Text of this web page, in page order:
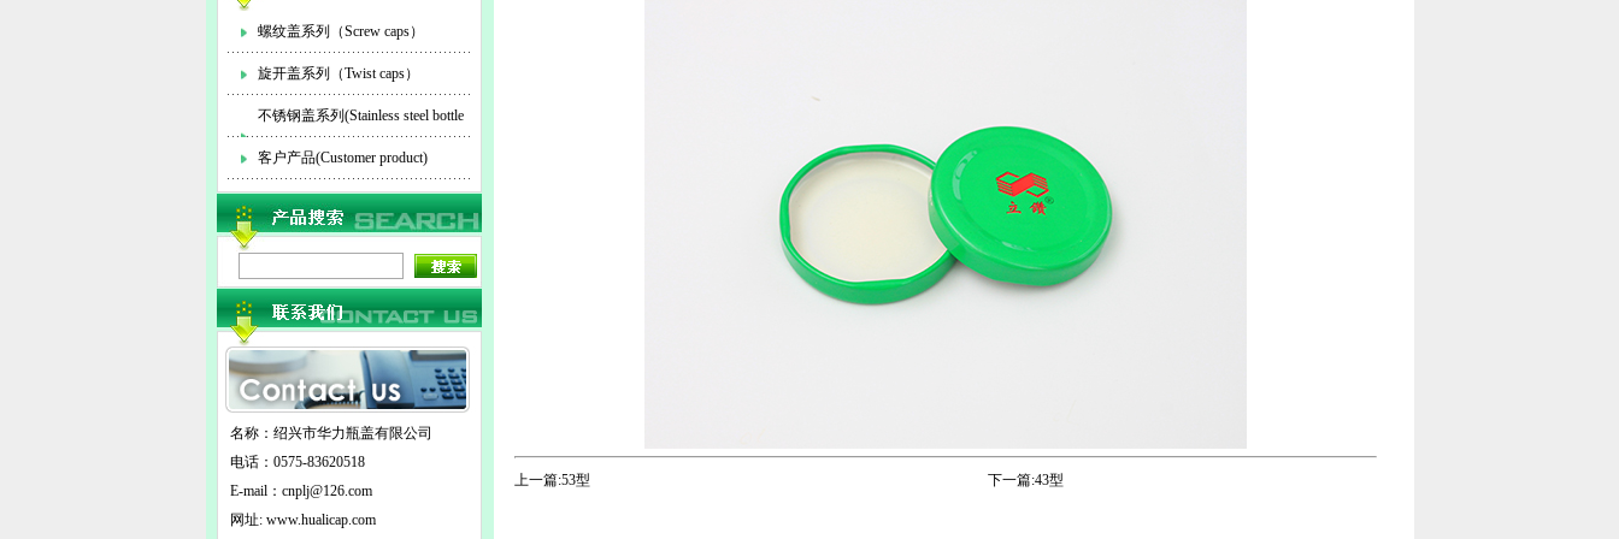
螺纹盖系列（Screw caps）
旋开盖系列（Twist caps）
不锈钢盖系列(Stainless steel bottle
cap)
客户产品(Customer product)
名称：绍兴市华力瓶盖有限公司
电话：0575-83620518
E-mail： cnplj@126.com
网址: www.hualicap.com
上一篇:53型 下一篇:43型